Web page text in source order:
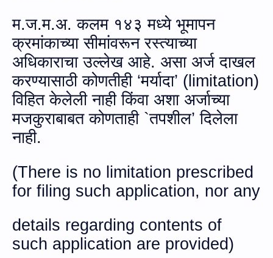
म.ज.म.अ.कलम १४३ मध्ये भूमापन
क्रमांकाच्‍या सीमांवरून रस्‍त्‍याच्‍या
अधिकाराचा उल्लेख आहे. असा अर्ज दाखल
करण्यासाठी कोणतीही ‘मर्यादा’ ( limitation)
विहित केलेली नाही किंवा अशा अर्जाच्या
मजकुराबाबत कोणताही `तपशील’ दिलेला
नाही.
(There is no limitation prescribed
for filing such application, nor any
details regarding contents of
such application are provided)